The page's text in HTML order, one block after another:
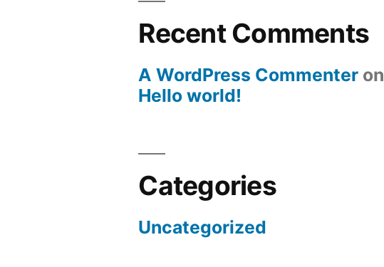
Recent Comments
A WordPress Commenter on
Hello world!
Categories
Uncategorized